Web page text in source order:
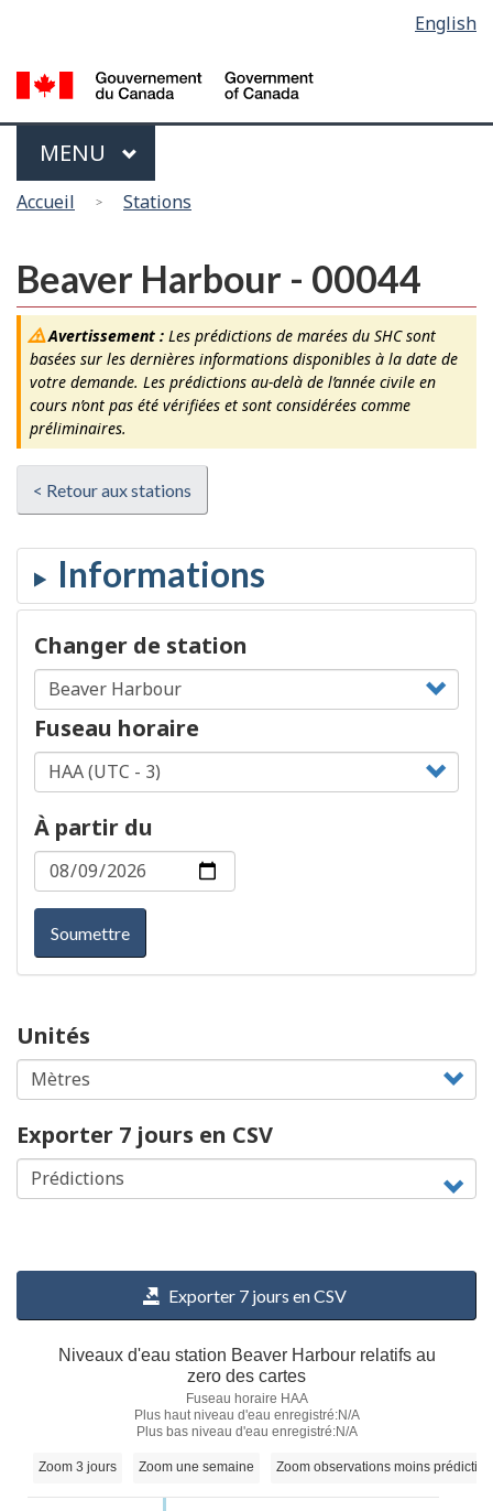
main
content
la
version
HTML
la
langue
English
Menu
MAIN
MENU
Vous
ici
Accueil Stations
Beaver Harbour - 00044
Avertissement :Les prédictions de marées du SHC sont
basées sur les dernières informations disponibles à la date de
votre demande. Les prédictions au-delà de l’année civile en
cours n’ont pas été vérifiées et sont considérées comme
préliminaires.
< Retour aux stations
Changer de station
Fuseau horaire
À partir du
Soumettre
Unités
Exporter 7 jours en CSV
Exporter 7 jours en CSV
Niveaux d'eau station Beaver Harbour relatifs au
zero des cartes
Fuseau horaire HAA
Plus haut niveau d'eau enregistré:N/A
Plus bas niveau d'eau enregistré:N/A
Zoom 3 jours Zoom une semaine Zoom observations moins